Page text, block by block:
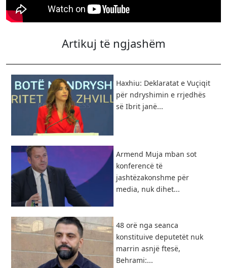
Artikuj të ngjashëm
Haxhiu: Deklaratat e Vuçiqit
për ndryshimin e rrjedhës
së Ibrit janë...
Armend Muja mban sot
konferencë të
jashtëzakonshme për
media, nuk dihet...
48 orë nga seanca
konstituive deputetët nuk
marrin asnjë ftesë,
Behrami:...